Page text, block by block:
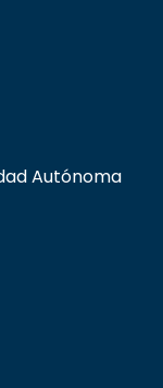
Autónoma